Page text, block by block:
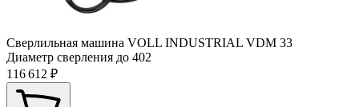
Сверлильная машина VOLL INDUSTRIAL VDM 33
Диаметр сверления до 402
116 612 ₽